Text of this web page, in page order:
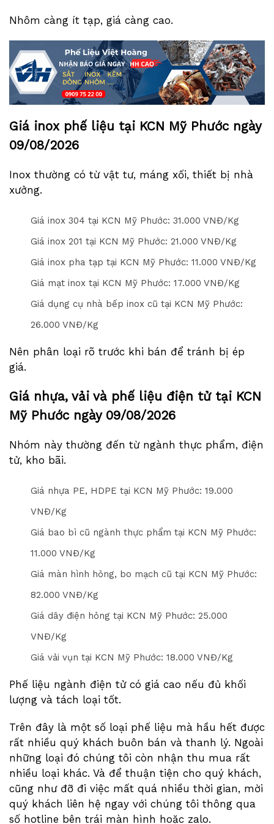
Nhôm càng ít tạp, giá càng cao.
Giá inox phế liệu tại KCN Mỹ Phước ngày
09/08/2026
Inox thường có từ vật tư, máng xối, thiết bị nhà
xưởng.
Giá inox 304 tại KCN Mỹ Phước: 31.000 VNĐ/Kg
Giá inox 201 tại KCN Mỹ Phước: 21.000 VNĐ/Kg
Giá inox pha tạp tại KCN Mỹ Phước: 11.000 VNĐ/Kg
Giá mạt inox tại KCN Mỹ Phước: 17.000 VNĐ/Kg
Giá dụng cụ nhà bếp inox cũ tại KCN Mỹ Phước:
26.000 VNĐ/Kg
Nên phân loại rõ trước khi bán để tránh bị ép
giá.
Giá nhựa, vải và phế liệu điện tử tại KCN
Mỹ Phước ngày 09/08/2026
Nhóm này thường đến từ ngành thực phẩm, điện
tử, kho bãi.
Giá nhựa PE, HDPE tại KCN Mỹ Phước: 19.000
VNĐ/Kg
Giá bao bì cũ ngành thực phẩm tại KCN Mỹ Phước:
11.000 VNĐ/Kg
Giá màn hình hỏng, bo mạch cũ tại KCN Mỹ Phước:
82.000 VNĐ/Kg
Giá dây điện hỏng tại KCN Mỹ Phước: 25.000
VNĐ/Kg
Giá vải vụn tại KCN Mỹ Phước: 18.000 VNĐ/Kg
Phế liệu ngành điện tử có giá cao nếu đủ khối
lượng và tách loại tốt.
Trên đây là một số loại phế liệu mà hầu hết được
rất nhiều quý khách buôn bán và thanh lý. Ngoài
những loại đó chúng tôi còn nhận thu mua rất
nhiều loại khác. Và để thuận tiện cho quý khách,
cũng như đỡ đi việc mất quá nhiều thời gian, mời
quý khách liên hệ ngay với chúng tôi thông qua
số hotline bên trái màn hình hoặc zalo.